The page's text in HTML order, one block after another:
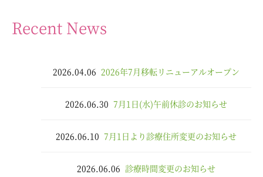
Recent News
2026.04.06 2026年7月移転リニューアルオープン
2026.06.30 7月1日(水)午前休診のお知らせ
2026.06.10 7月1日より診療住所変更のお知らせ
2026.06.06 診療時間変更のお知らせ